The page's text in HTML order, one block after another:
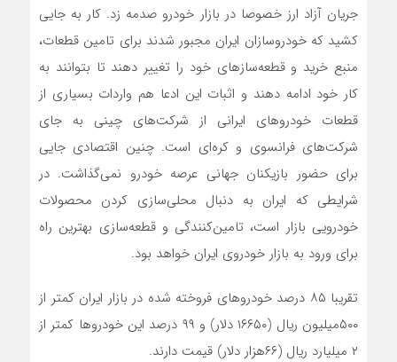
جریان آزاد ارز خصوصا در بازار خودرو صدمه زد. کار به جایی
کشید که خودروسازان ایران مجبور شدند برای تامین قطعات،
منبع خرید و قطعه‌سازهای خود را تغییر دهند تا بتوانند به
کار خود ادامه دهند و اثبات این ادعا هم واردات بسیاری از
قطعات خودروهای ایرانی از شرکت‌های چینی به جای
شرکت‌های فرانسوی و کره‌ای است. چنین اقتصادی جایی
برای حضور بازیکنان جهانی عرصه خودرو نمی‌گذاشت. در
شرایطی که ایران به دنبال محلی‌سازی کردن محصولات
خودرویی بازار است، تامین‌کنندگی و قطعه‌سازی بهترین راه
برای ورود به بازار خودروی ایران خواهد بود.
تقریبا ۸۵ درصد خودروهای فروخته شده در بازار ایران کمتر از
۵۰۰میلیون ریال (۱۶۶۵۰ دلار) و ۹۹ درصد این خودروها کمتر از
۲ میلیارد ریال (۶۶هزار دلار) قیمت دارند.